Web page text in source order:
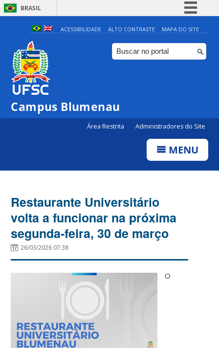
BRASIL
Simplifique!
Comunica BR
Participe
ACESSIBILIDADE ALTO CONTRASTE MAPA DO SITE
Campus Blumenau
Área Restrita Administradores do Site
MENU
Restaurante Universitário
volta a funcionar na próxima
segunda-feira, 30 de março
26/03/2026 07:38
O